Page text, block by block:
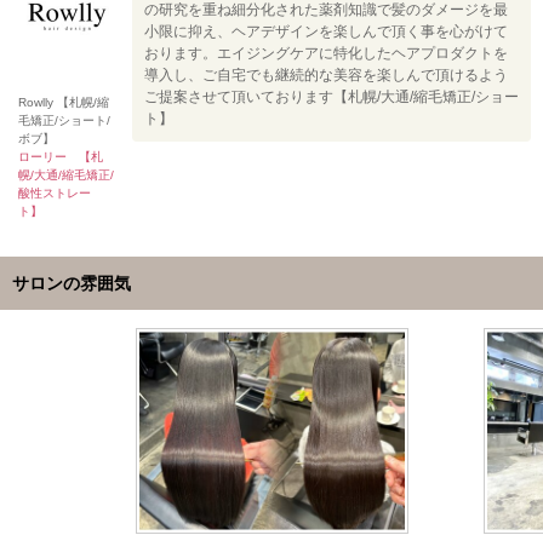
Rowlly 【札幌/縮
毛矯正/ショート/
ボブ】
ローリー 【札
幌/大通/縮毛矯正/
酸性ストレー
ト】
の研究を重ね細分化された薬剤知識で髪のダメージを最
小限に抑え、ヘアデザインを楽しんで頂く事を心がけて
おります。エイジングケアに特化したヘアプロダクトを
導入し、ご自宅でも継続的な美容を楽しんで頂けるよう
ご提案させて頂いております【札幌/大通/縮毛矯正/ショー
ト】
サロンの雰囲気